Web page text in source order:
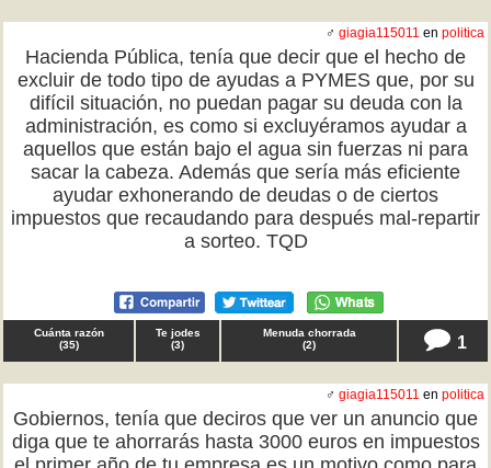
♂ giagia115011 en politica
Hacienda Pública, tenía que decir que el hecho de
excluir de todo tipo de ayudas a PYMES que, por su
difícil situación, no puedan pagar su deuda con la
administración, es como si excluyéramos ayudar a
aquellos que están bajo el agua sin fuerzas ni para
sacar la cabeza. Además que sería más eficiente
ayudar exhonerando de deudas o de ciertos
impuestos que recaudando para después mal-repartir
a sorteo. TQD
Cuánta razón
(35)
Te jodes
(3)
Menuda chorrada
(2) 1
♂ giagia115011 en politica
Gobiernos, tenía que deciros que ver un anuncio que
diga que te ahorrarás hasta 3000 euros en impuestos